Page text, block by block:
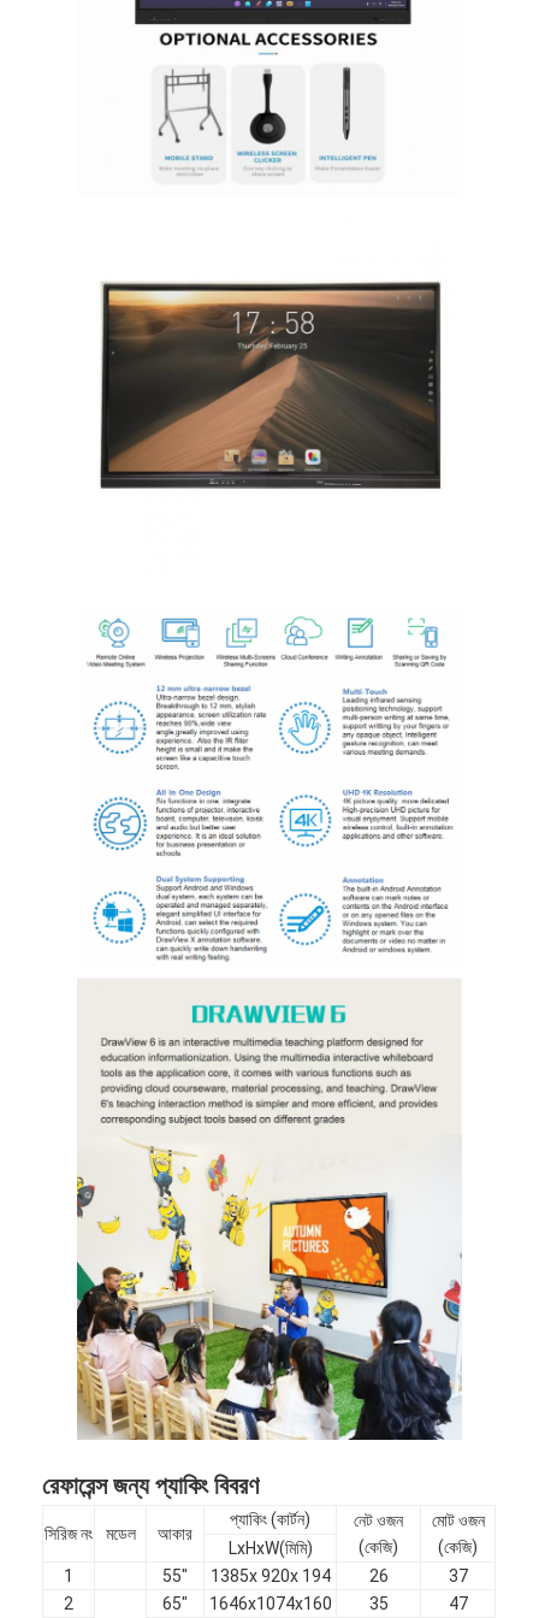
আইবোর্ড ইন্টারেক্টিভ হোয়াইটবোর্ড
আইআর ইন্টারেক্টিভ হোয়াইটবোর্ড
ইনফ্রারেড ইন্টারেক্টিভ হোয়াইটবোর্ড
ইন্টারেক্টিভ ফ্ল্যাট প্যানেল
এলসিডি স্মার্ট বোর্ড
LED ইন্টারেক্টিভ হোয়াইটবোর্ড
ইন্টারেক্টিভ টাচ স্ক্রিন হোয়াইটবোর্ড
অল ইন ওয়ান ইন্টারেক্টিভ হোয়াইটবোর্ড
পোর্টেবল ইন্টারেক্টিভ হোয়াইটবোর্ড
ইনফ্রারেড টাচ ফ্রেম
ইন্টারেক্টিভ হোয়াইটবোর্ড স্ট্যান্ড
ভিজ্যুয়ালাইজার ডকুমেন্ট ক্যামেরা
প্রজেক্টর
ডিজিটাল সাইনেজ
রেফারেন্স জন্য প্যাকিং বিবরণ
সিরিজ নং মডেল আকার
প্যাকিং (কার্টন)
নেট ওজন
(কেজি)
মোট ওজন
(কেজি)
LxHxW(মিমি)
1
55" 1385x 920x 194 26
37
2
65" 1646x1074x160 35
47